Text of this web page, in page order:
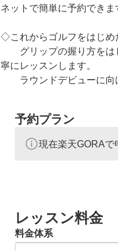
ネットで簡単に予約できま
◇これからゴルフをはじめ
グリップの握り方をは
寧にレッスンします。
ラウンドデビューに向
◇ゴルフのスコアアップ
シミュレーターでフォー
ご使用中のゴルフクラブ
予約プラン
現在楽天GORAで
レッスン料金
料金体系